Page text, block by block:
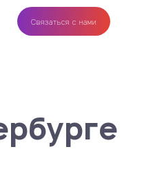
Связаться с нами